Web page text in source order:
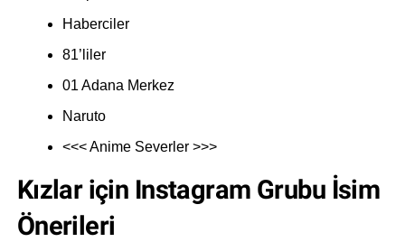
Haberciler
81’liler
01 Adana Merkez
Naruto
<<< Anime Severler >>>
Kızlar için Instagram Grubu İsim
Önerileri